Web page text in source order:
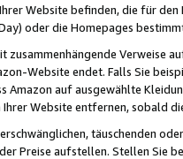
Website befinden, die für
oder die Homepages
zusammenhängende
Website endet. Falls Sie
Amazon auf ausgewählte
Ihrer Website entfernen, sobald
täuschenden
Preise aufstellen. Stellen Sie